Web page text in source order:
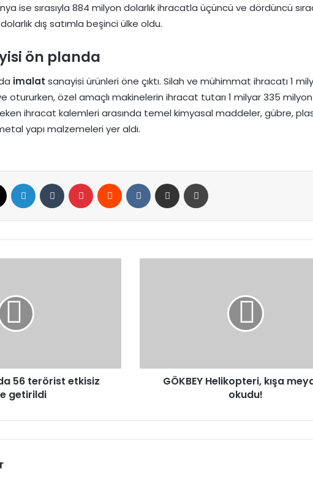
ise sırasıyla 884 milyon dolarlık ihracatla üçüncü ve dördüncü
dış satımla beşinci ülke oldu.
ön planda
imalat sanayisi ürünleri öne çıktı. Silah ve mühimmat ihracatı 1
otururken, özel amaçlı makinelerin ihracat tutarı 1 milyar 335
ihracat kalemleri arasında temel kimyasal maddeler, gübre,
yapı malzemeleri yer aldı.
LinkedIn Tumblr Pinterest Reddit VKontakteE-Posta ile paylaş
56 terörist etkisiz
getirildi
GÖKBEY Helikopteri, kışa
okudu!